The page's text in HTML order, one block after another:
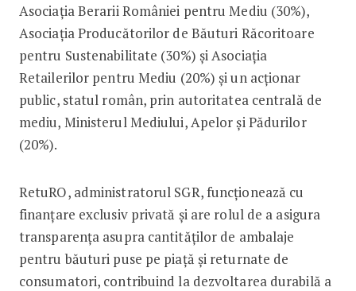
Asociația Berarii României pentru Mediu (30%),
Asociația Producătorilor de Băuturi Răcoritoare
pentru Sustenabilitate (30%) și Asociația
Retailerilor pentru Mediu (20%) și un acționar
public, statul român, prin autoritatea centrală de
mediu, Ministerul Mediului, Apelor și Pădurilor
(20%).
RetuRO, administratorul SGR, funcționează cu
finanțare exclusiv privată și are rolul de a asigura
transparența asupra cantităților de ambalaje
pentru băuturi puse pe piață și returnate de
consumatori, contribuind la dezvoltarea durabilă a